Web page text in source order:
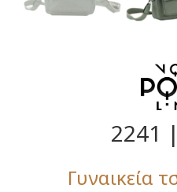
2241
Γυναικεία